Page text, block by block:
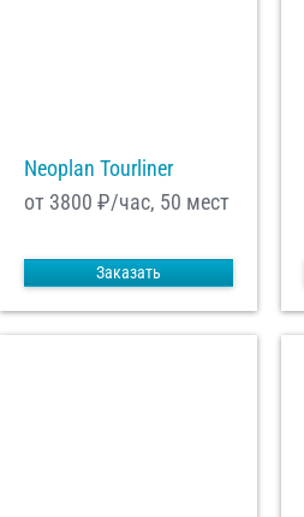
Neoplan Tourliner
от 3800 ₽/час, 50 мест
Заказать